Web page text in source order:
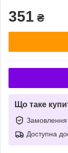
351 ₴
Що таке
Замовлення
Доступна